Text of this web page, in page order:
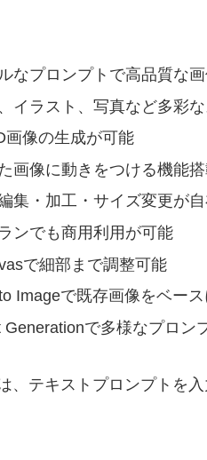
なプロンプトで高品質な
イラスト、写真など多彩
画像の生成が可能
画像に動きをつける機能
集・加工・サイズ変更が
ンでも商用利用が可能
で細部まで調整可能
Imageで既存画像をベー
Generationで多様なプロン
、テキストプロンプトを